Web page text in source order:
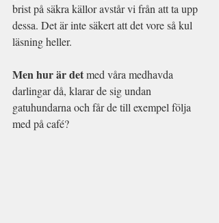
brist på säkra källor avstår vi från att ta upp
dessa. Det är inte säkert att det vore så kul
läsning heller.
Men hur är det med våra medhavda
darlingar då, klarar de sig undan
gatuhundarna och får de till exempel följa
med på café?